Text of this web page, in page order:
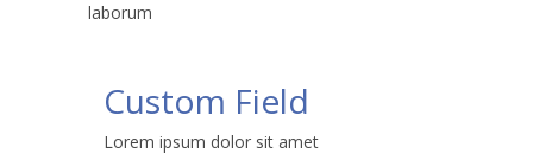
laborum
Custom Field
Lorem ipsum dolor sit amet